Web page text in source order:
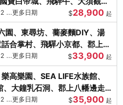
...更多日期 $28,900 起
園、東尋坊、蕎麥麵DIY、湯
合掌村、飛驒小京都、郡上八
...更多日期 $33,900 起
高樂園、SEA LIFE水族館、
大鐘乳石洞、郡上八幡邊走
...更多日期 $35,900 起